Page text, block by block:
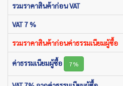
รวมราคาสินค้าก่อน VAT
VAT 7 %
รวมราคาสินค้าก่อนค่าธรรมเนียมผู้ซื้อ
ค่าธรรมเนียมผู้ซื้อ 7%